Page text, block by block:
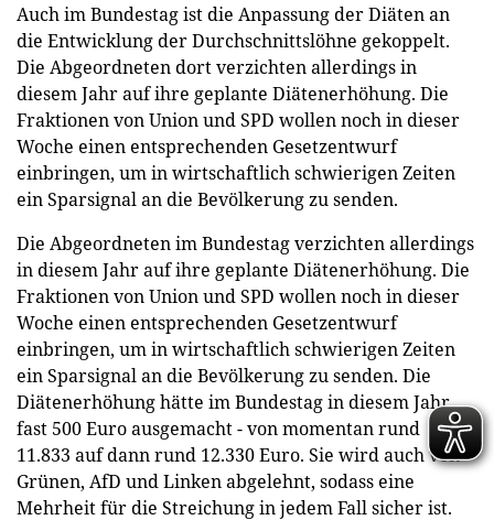
Auch im Bundestag ist die Anpassung der Diäten an
die Entwicklung der Durchschnittslöhne gekoppelt.
Die Abgeordneten dort verzichten allerdings in
diesem Jahr auf ihre geplante Diätenerhöhung. Die
Fraktionen von Union und SPD wollen noch in dieser
Woche einen entsprechenden Gesetzentwurf
einbringen, um in wirtschaftlich schwierigen Zeiten
ein Sparsignal an die Bevölkerung zu senden.
Die Abgeordneten im Bundestag verzichten allerdings
in diesem Jahr auf ihre geplante Diätenerhöhung. Die
Fraktionen von Union und SPD wollen noch in dieser
Woche einen entsprechenden Gesetzentwurf
einbringen, um in wirtschaftlich schwierigen Zeiten
ein Sparsignal an die Bevölkerung zu senden. Die
Diätenerhöhung hätte im Bundestag in diesem Jahr
fast 500 Euro ausgemacht - von momentan rund
11.833 auf dann rund 12.330 Euro. Sie wird auch von
Grünen, AfD und Linken abgelehnt, sodass eine
Mehrheit für die Streichung in jedem Fall sicher ist.